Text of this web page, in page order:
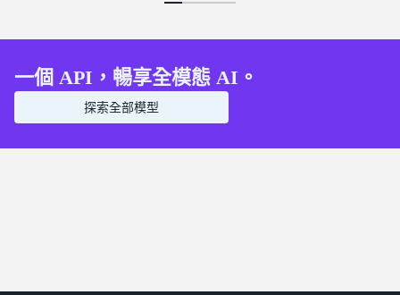
一個 API，暢享全模態 AI。
探索全部模型